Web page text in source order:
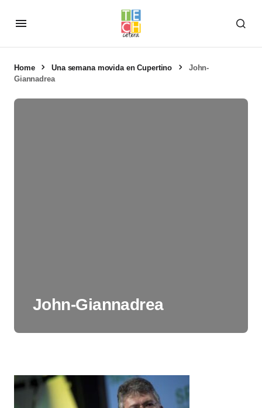
Home Una semana movida en Cupertino
John-
Giannadrea
John-Giannadrea